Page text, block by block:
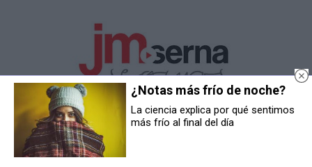
¿Notas más frío de noche?
La ciencia explica por qué sentimos
más frío al final del día